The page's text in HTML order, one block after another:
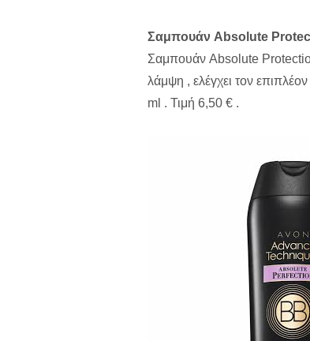
Σαμπουάν Absolute
Σαμπουάν Absolute Protection
λάμψη , ελέγχει τον
ml . Τιμή 6,50 € .